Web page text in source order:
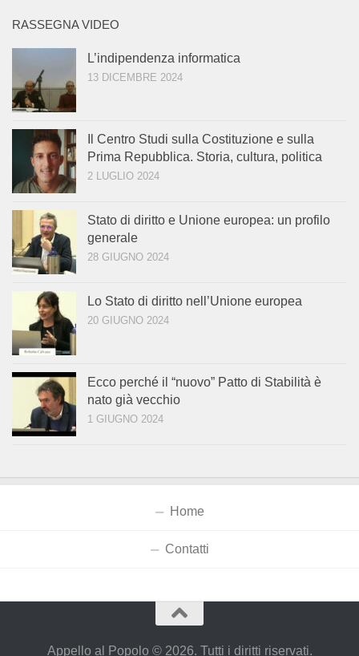
RASSEGNA VIDEO
L’indipendenza informatica
13 DICEMBRE 2024
Il Centro Studi sulla Costituzione e sulla
Prima Repubblica. Storia, cultura, politica
2 LUGLIO 2024
Stato di diritto e Unione europea: un profilo
generale
28 GIUGNO 2024
Lo Stato di diritto nell’Unione europea
20 GIUGNO 2024
Ecco perché il “nuovo” Patto di Stabilità è
nato già vecchio
1 GIUGNO 2024
Home
Contatti
Appello al Popolo © 2026. Tutti i diritti riservati.